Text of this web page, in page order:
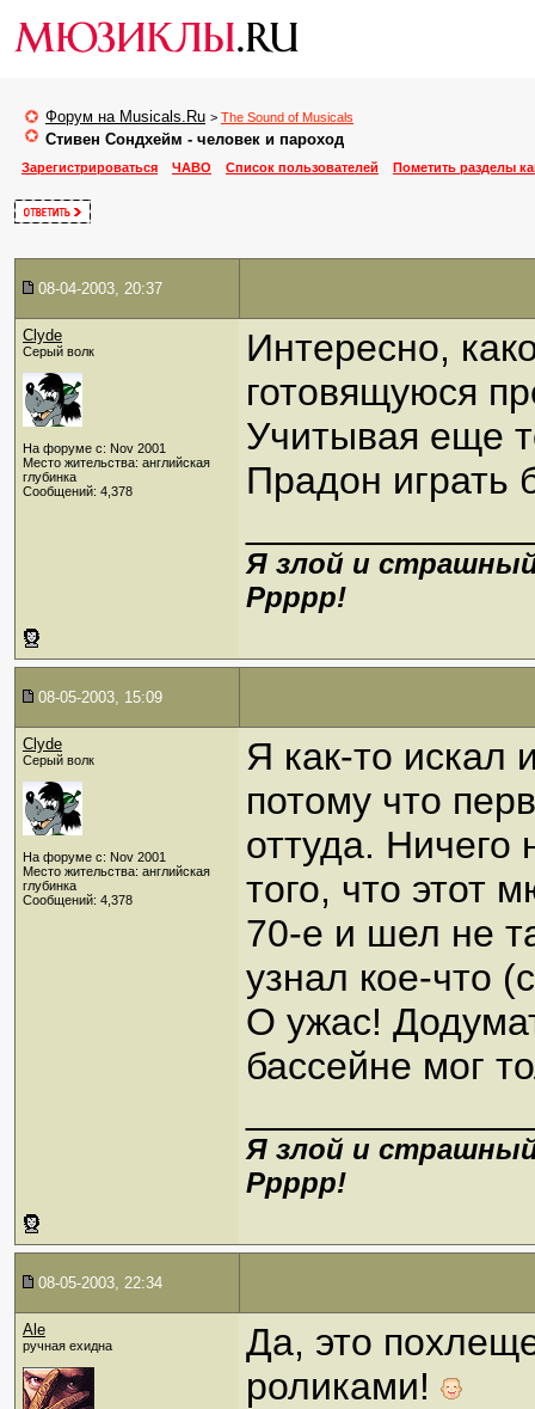
Форум на Musicals.Ru > The Sound of Musicals
Стивен Сондхейм - человек и пароход
Зарегистрироваться ЧАВО Список пользователей Пометить разделы
08-04-2003, 20:37
Clyde
Серый волк
На форуме с: Nov 2001
Место жительства: английская
глубинка
Сообщений: 4,378
Интересно,
готовящуюся
Учитывая еще
Прадон играть
Я злой и
Ррррр!
08-05-2003, 15:09
Clyde
Серый волк
На форуме с: Nov 2001
Место жительства: английская
глубинка
Сообщений: 4,378
Я как-то
потому что
оттуда.
того, что этот
70-е и шел не
узнал кое-что
О ужас!
бассейне мог
Я злой и
Ррррр!
08-05-2003, 22:34
Ale
ручная ехидна
Да, это
роликами!